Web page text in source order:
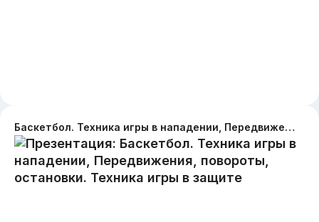
Баскетбол. Техника игры в нападении, Передвижения, повороты, остановки. Техника игры в защите